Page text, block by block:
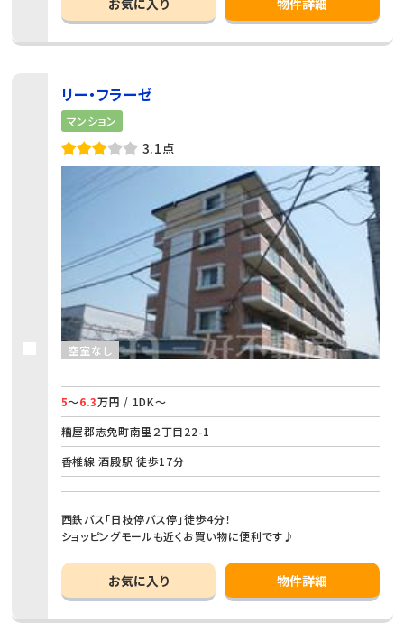
リー・フラーゼ
マンション
3.1点
空室なし
5～6.3万円 / 1DK～
糟屋郡志免町南里２丁目22-1
香椎線 酒殿駅 徒歩17分
西鉄バス「日枝停バス停」徒歩4分！
ショッピングモールも近くお買い物に便利です♪
お気に入り 物件詳細